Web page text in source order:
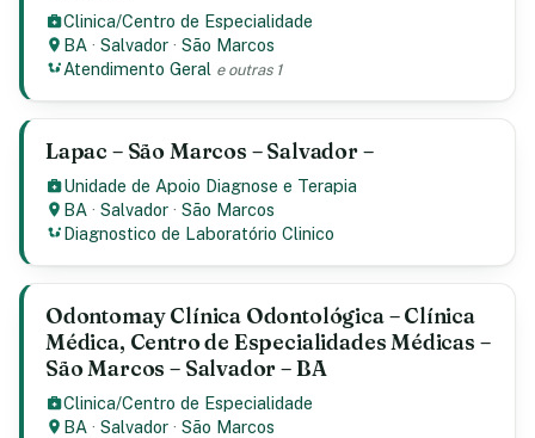
Clinica/Centro de Especialidade
BA ·Salvador ·São Marcos
Atendimento Geral e outras 1
Lapac – São Marcos – Salvador –
Unidade de Apoio Diagnose e Terapia
BA ·Salvador ·São Marcos
Diagnostico de Laboratório Clinico
Odontomay Clínica Odontológica – Clínica
Médica, Centro de Especialidades Médicas –
São Marcos – Salvador – BA
Clinica/Centro de Especialidade
BA ·Salvador ·São Marcos